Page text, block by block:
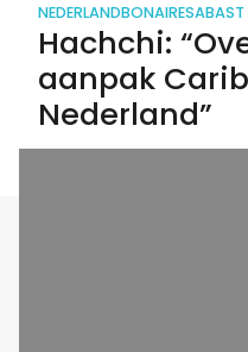
NEDERLANDBONAIRESABAST
Hachchi:
aanpak
Nederland”